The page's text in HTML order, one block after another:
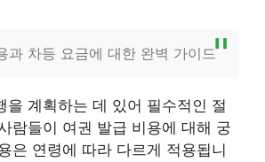
과 차등 요금에 대한 완벽 가이드
을 계획하는 데 있어 필수적인 절
람들이 여권 발급 비용에 대해 궁
은 연령에 따라 다르게 적용됩니